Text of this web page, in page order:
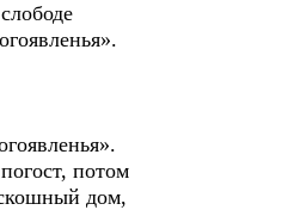
потом
дом,